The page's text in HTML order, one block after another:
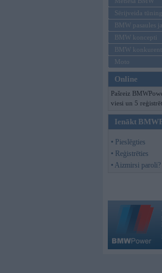
Sērijveida
BMW pasaules
BMW koncepti
BMW
Moto
Online
Pašreiz
viesi un 5
Ienākt
• Pieslēgties
• Reģistrēties
• Aizmirsi paroli?